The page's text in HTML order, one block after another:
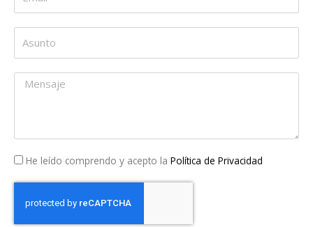
He leído comprendo y acepto la Política de Privacidad